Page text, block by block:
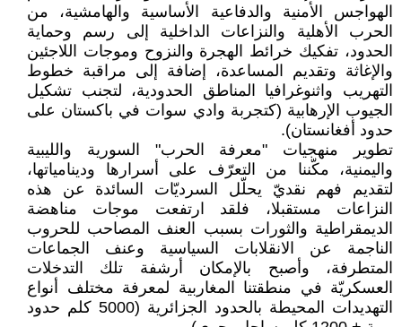
الهواجس الأمنية والدفاعية الأساسية والهامشية، من
الحرب الأهلية والنزاعات الداخلية إلى رسم وحماية
الحدود، تفكيك خرائط الهجرة والنزوح وموجات اللاجئين
والإغاثة وتقديم المساعدة، إضافة إلى مراقبة خطوط
التهريب واثنوغرافيا المناطق الحدودية، لتجنب تشكيل
الجيوب الإرهابية (كتجربة وادي سوات في باكستان على
حدود أفغانستان).
تطوير منهجيات "معرفة الحرب" السورية والليبية
واليمنية، مكّننا من التعرّف على أسرارها ودينامياتها،
لتقديم فهم نقديّ يحلّل السرديّات السائدة عن هذه
النزاعات مستقبلا، فلقد ارتفعت موجات مناهضة
الديمقراطية والثورات بسبب العنف المصاحب للحروب
الناجمة عن الانقلابات السياسية وعنف الجماعات
المتطرفة، وأصبح بالإمكان أرشفة تلك التدخلات
العسكريّة في منطقتنا المغاربية لمعرفة مختلف أنواع
التهديدات المحيطة بالحدود الجزائرية (5000 كلم حدود